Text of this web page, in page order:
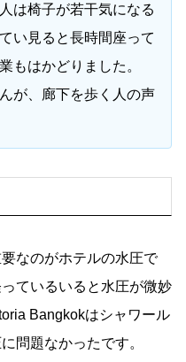
は椅子が若干気になる
い見ると長時間座って
もはかどりました。
が、廊下を歩く人の声
なのがホテルの水圧で
ているいると水圧が微妙
Bangkokはシャワール
問題なかったです。